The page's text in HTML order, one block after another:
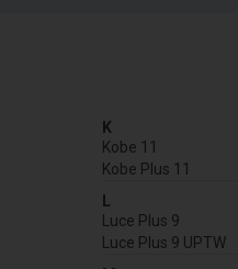
K
Kobe 11
Kobe Plus 11
L
Luce Plus 9
Luce Plus 9 UPTW